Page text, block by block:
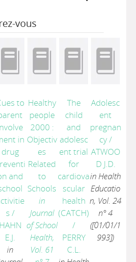
vous
to
in
drug
and
s /
HAHN
E.J.
in
Healthy
people
2000 :
Objectiv
es
Related
to
Schools
in
Journal
of School
Health,
Vol. 61
The
child
and
adolesc
ent trial
for
cardiova
scular
health
(CATCH)
/
PERRY
C.L.
Adolesc
ent
pregnan
cy/
ATWOO
D J.D.
in Health
Educatio
n, Vol. 24
n° 4
([01/01/1
993])